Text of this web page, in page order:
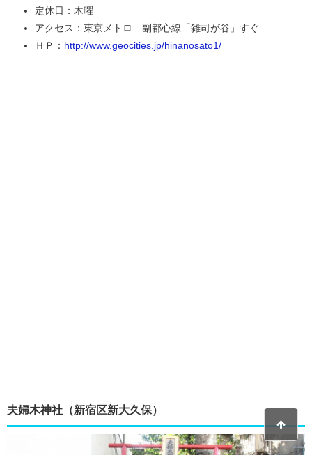
定休日：木曜
アクセス：東京メトロ 副都心線「雑司が谷」すぐ
ＨＰ： http://www.geocities.jp/hinanosato1/
夫婦木神社（新宿区新大久保）